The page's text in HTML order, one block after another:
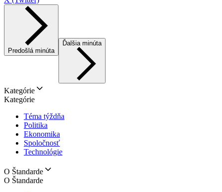
Predošlá minúta
Ďalšia minúta
Kategórie
Kategórie
Téma týždňa
Politika
Ekonomika
Spoločnosť
Technológie
O Štandarde
O Štandarde